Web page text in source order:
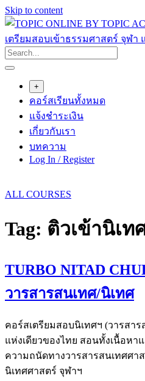
Skip to content
+
คอร์สเรียนทั้งหมด
แจ้งชำระเงิน
เกี่ยวกับเรา
บทความ
Log In / Register
ALL COURSES
Tag: ติวเข้านิเท
TURBO NITAD
วารสารสนเทศ/นิเทศ
คอร์สเตรียมสอบนิเทศฯ (วารสา
แห่งเดียวของไทย สอนทั้งเนื้อห
ความถนัดทางวารสารสนเทศศา
นิเทศศาสตร์ จุฬาฯ